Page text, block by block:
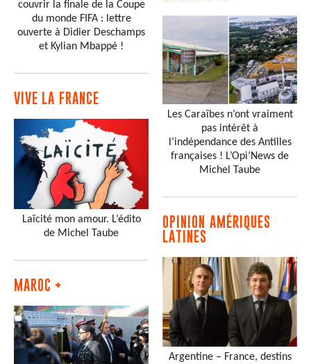
couvrir la finale de la Coupe
du monde FIFA : lettre
ouverte à Didier Deschamps
et Kylian Mbappé !
VIVE LA FRANCE
Laïcité mon amour. L’édito
de Michel Taube
MAROC +
Les Caraïbes n’ont vraiment
pas intérêt à
l’indépendance des Antilles
françaises ! L’Opi’News de
Michel Taube
OPINION AMÉRIQUES
LATINES
Argentine – France, destins